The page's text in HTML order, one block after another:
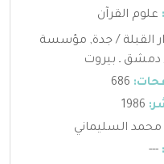
علوم القرآن
القبلة / جدة, مؤسسة
دمشق ـ بيروت
محمد السليماني
---